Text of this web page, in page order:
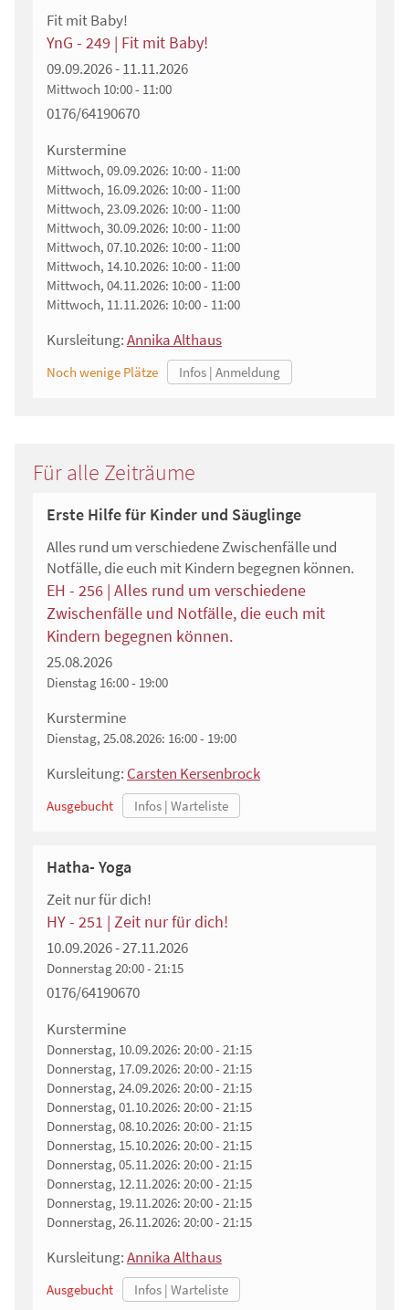
Fit mit Baby!
YnG - 249 | Fit mit Baby!
09.09.2026 - 11.11.2026
Mittwoch 10:00 - 11:00
0176/64190670
Kurstermine
Mittwoch, 09.09.2026: 10:00 - 11:00
Mittwoch, 16.09.2026: 10:00 - 11:00
Mittwoch, 23.09.2026: 10:00 - 11:00
Mittwoch, 30.09.2026: 10:00 - 11:00
Mittwoch, 07.10.2026: 10:00 - 11:00
Mittwoch, 14.10.2026: 10:00 - 11:00
Mittwoch, 04.11.2026: 10:00 - 11:00
Mittwoch, 11.11.2026: 10:00 - 11:00
Kursleitung:Annika Althaus
Noch wenige Plätze
Für alle Zeiträume
Erste Hilfe für Kinder und Säuglinge
Alles rund um verschiedene Zwischenfälle und
Notfälle, die euch mit Kindern begegnen können.
EH - 256 | Alles rund um verschiedene
Zwischenfälle und Notfälle, die euch mit
Kindern begegnen können.
25.08.2026
Dienstag 16:00 - 19:00
Kurstermine
Dienstag, 25.08.2026: 16:00 - 19:00
Kursleitung: Carsten Kersenbrock
Ausgebucht
Hatha- Yoga
Zeit nur für dich!
HY - 251 | Zeit nur für dich!
10.09.2026 - 27.11.2026
Donnerstag20:00 - 21:15
0176/64190670
Kurstermine
Donnerstag, 10.09.2026: 20:00 - 21:15
Donnerstag, 17.09.2026: 20:00 - 21:15
Donnerstag, 24.09.2026: 20:00 - 21:15
Donnerstag, 01.10.2026: 20:00 - 21:15
Donnerstag, 08.10.2026: 20:00 - 21:15
Donnerstag, 15.10.2026: 20:00 - 21:15
Donnerstag, 05.11.2026: 20:00 - 21:15
Donnerstag, 12.11.2026: 20:00 - 21:15
Donnerstag, 19.11.2026: 20:00 - 21:15
Donnerstag, 26.11.2026: 20:00 - 21:15
Kursleitung:Annika Althaus
Ausgebucht